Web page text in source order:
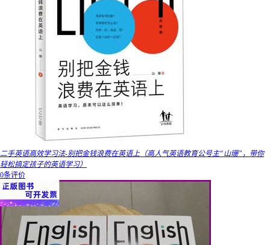
二手英语高效学习法-别把金钱浪费在英语上（高人气英语教育公号主“山珊”，带你
轻松搞定孩子的英语学习）
0条评价